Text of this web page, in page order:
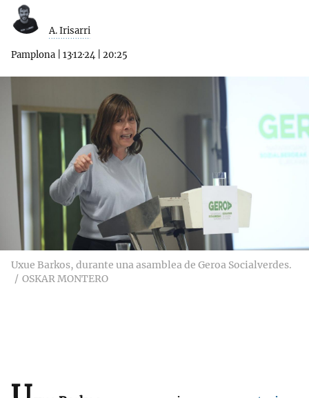
A. Irisarri
Pamplona 13·12·24 20:25
Uxue Barkos, durante una asamblea de Geroa Socialverdes.
OSKAR MONTERO